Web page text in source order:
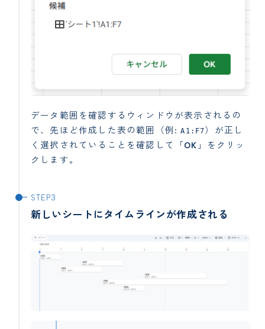
データ範囲を確認するウィンドウが表示されるの
で、先ほど作成した表の範囲（例:A1:F7）が正し
く選択されていることを確認して「OK 」をクリッ
クします。
新しいシートにタイムラインが作成される